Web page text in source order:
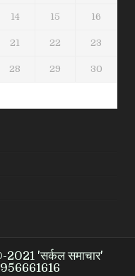
14 15 16
21 22 23
28 29 30
'सर्कल समाचार'